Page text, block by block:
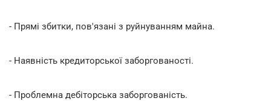
- Прямі збитки, пов'язані з руйнуванням майна.
- Наявність кредиторської заборгованості.
- Проблемна дебіторська заборгованість.